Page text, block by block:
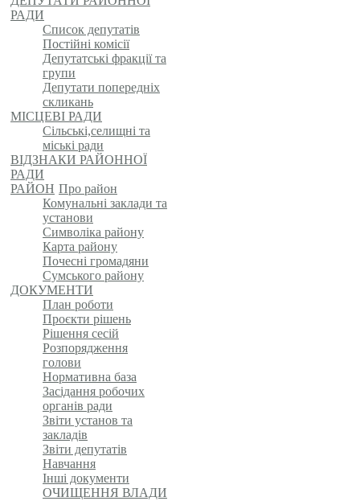
РАДИ
Список депутатів
Постійні комісії
Депутатські фракції та
групи
Депутати попередніх
скликань
МІСЦЕВІ РАДИ
Сільські,селищні та
міські ради
ВІДЗНАКИ РАЙОННОЇ
РАДИ
РАЙОН Про район
Комунальні заклади та
установи
Символіка району
Карта району
Почесні громадяни
Сумського району
ДОКУМЕНТИ
План роботи
Проєкти рішень
Рішення сесій
Розпорядження
голови
Нормативна база
Засідання робочих
органів ради
Звіти установ та
закладів
Звіти депутатів
Навчання
Інші документи
ОЧИЩЕННЯ ВЛАДИ